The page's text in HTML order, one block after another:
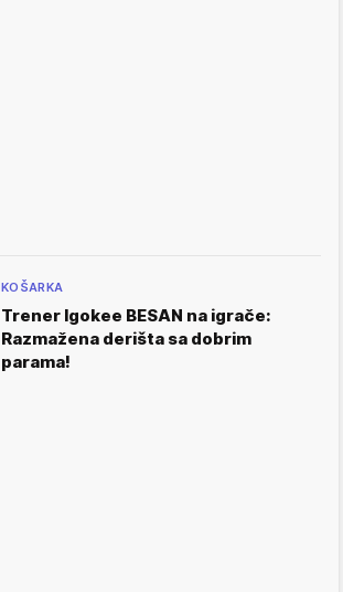
KOŠARKA
Trener Igokee BESAN na igrače:
Razmažena derišta sa dobrim
parama!